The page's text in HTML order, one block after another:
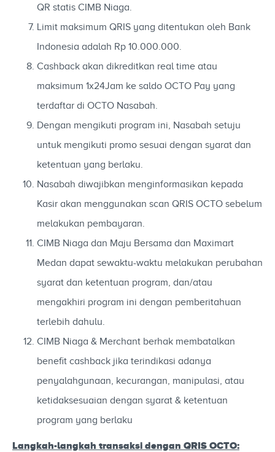
QR statis CIMB Niaga.
Limit maksimum QRIS yang ditentukan oleh Bank
Indonesia adalah Rp 10.000.000.
Cashback akan dikreditkan real time atau
maksimum 1x24Jam ke saldo OCTO Pay yang
terdaftar di OCTO Nasabah.
Dengan mengikuti program ini, Nasabah setuju
untuk mengikuti promo sesuai dengan syarat dan
ketentuan yang berlaku.
Nasabah diwajibkan menginformasikan kepada
Kasir akan menggunakan scan QRIS OCTO sebelum
melakukan pembayaran.
CIMB Niaga dan Maju Bersama dan Maximart
Medan dapat sewaktu-waktu melakukan perubahan
syarat dan ketentuan program, dan/atau
mengakhiri program ini dengan pemberitahuan
terlebih dahulu.
CIMB Niaga & Merchant berhak membatalkan
benefit cashback jika terindikasi adanya
penyalahgunaan, kecurangan, manipulasi, atau
ketidaksesuaian dengan syarat & ketentuan
program yang berlaku
Langkah-langkah transaksi dengan QRIS OCTO: